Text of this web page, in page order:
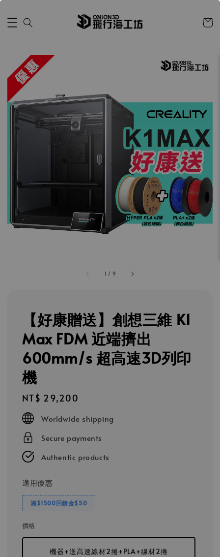
1 / 9
【好康贈送】創想三維 K1
Max FDM 近端擠出
600mm/s 超高速3D列印
機
Regular
price
NT$ 29,200
Worldwide shipping
Secure payments
Authentic products
適用優惠
滿$1500回饋金$50
價格
機器+送高速線材2捲+PLA+線材2捲